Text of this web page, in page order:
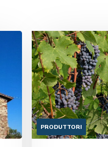
PRODUTTORI